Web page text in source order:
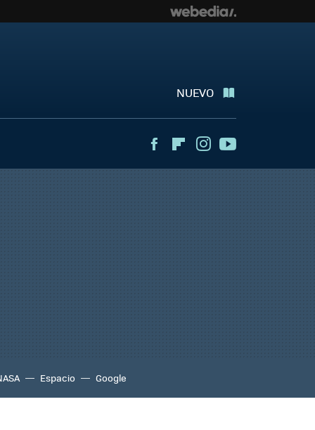
NUEVO
FacebookFlipboardInstagram
Espacio Google